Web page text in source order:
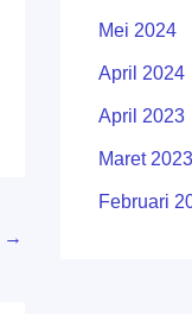
→
Mei 2024
April 2024
April 2023
Maret 2023
Februari